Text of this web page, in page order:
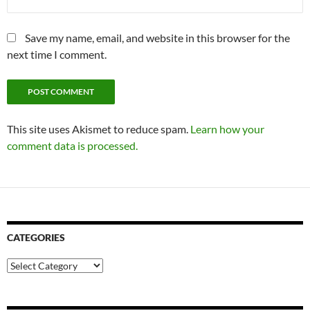
Save my name, email, and website in this browser for the
next time I comment.
This site uses Akismet to reduce spam. Learn how your
comment data is processed.
CATEGORIES
Categories